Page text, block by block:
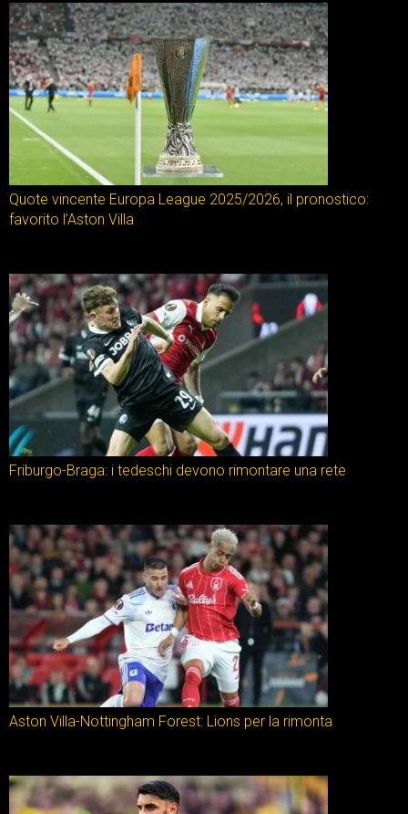
Quote vincente Europa League 2025/2026, il pronostico:
favorito l’Aston Villa
Friburgo-Braga: i tedeschi devono rimontare una rete
Aston Villa-Nottingham Forest: Lions per la rimonta